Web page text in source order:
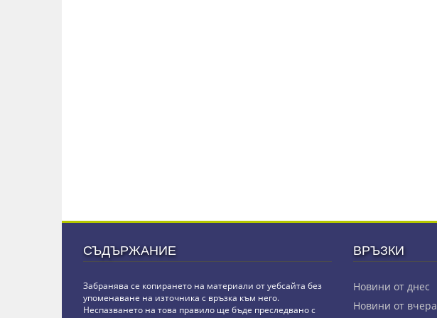
СЪДЪРЖАНИЕ
Забранява се копирането на материали от уебсайта без
упоменаване на източника с връзка към него.
Неспазването на това правило ще бъде преследвано с
ВРЪЗКИ
Новини от днес
Новини от вчера